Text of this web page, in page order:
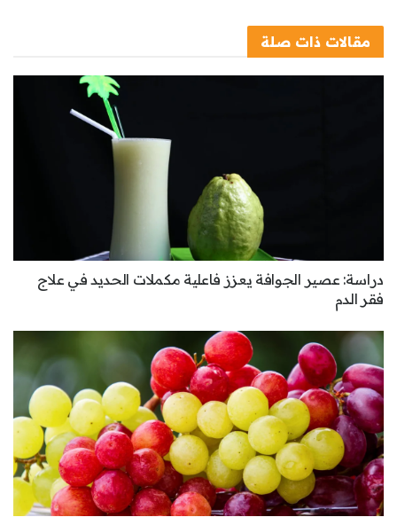
مقالات ذات صلة
دراسة: عصير الجوافة يعزز فاعلية مكملات الحديد في علاج
فقر الدم